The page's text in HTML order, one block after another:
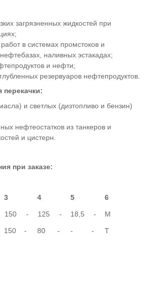
загрязненных жидкостей при
в системах промстоков и
наливных эстакадах;
и нефти;
резервуаров нефтепродуктов.
перекачки:
и светлых (дизтопливо и бензин)
нефтеостатков из танкеров и
и цистерн.
при заказе:
3 4 5 6
150 - 125 - 18,5 - М
150 - 80 - - - Т